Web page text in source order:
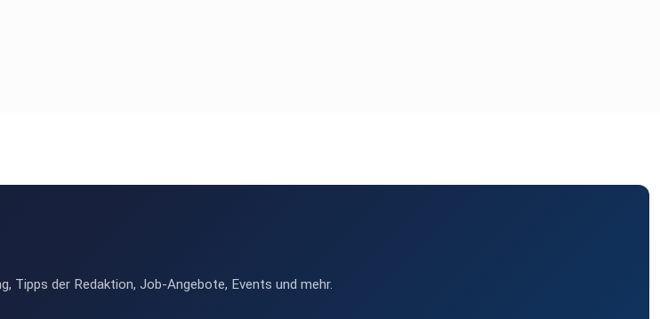
Tipps der Redaktion, Job-Angebote, Events und mehr.